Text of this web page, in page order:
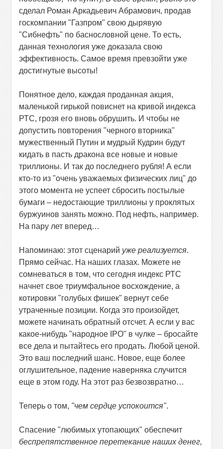
сделал Роман Аркадьевич Абрамович, продав
госкомпании "Газпром" свою дырявую
"Сибнефть" по баснословной цене. То есть,
данная технология уже доказала свою
эффективность. Самое время превзойти уже
достигнутые высоты!
Понятное дело, каждая проданная акция,
маленькой гирькой повиснет на кривой индекса
РТС, грозя его вновь обрушить. И чтобы не
допустить повторения "черного вторника"
мужественный Путин и мудрый Кудрин будут
кидать в пасть дракона все новые и новые
триллионы. И так до последнего рубля! А если
кто-то из "очень уважаемых физических лиц" до
этого момента не успеет сбросить постылые
бумаги – недостающие триллионы у проклятых
буржуинов занять можно. Под нефть, например.
На пару лет вперед…
Напоминаю: этот сценарий уже реализуется.
Прямо сейчас. На наших глазах. Можете не
сомневаться в том, что сегодня индекс РТС
начнет свое триумфальное восхождение, а
котировки "голубых фишек" вернут себе
утраченные позиции. Когда это произойдет,
можете начинать обратный отсчет. А если у вас
какое-нибудь "народное IPO" в чулке – бросайте
все дела и пытайтесь его продать. Любой ценой.
Это ваш последний шанс. Новое, еще более
оглушительное, падение наверняка случится
еще в этом году. На этот раз безвозвратно…
Теперь о том, "чем сердце успокоится".
Спасение "любимых утопающих" обеспечит
беспрепятственное перетекание наших денег,